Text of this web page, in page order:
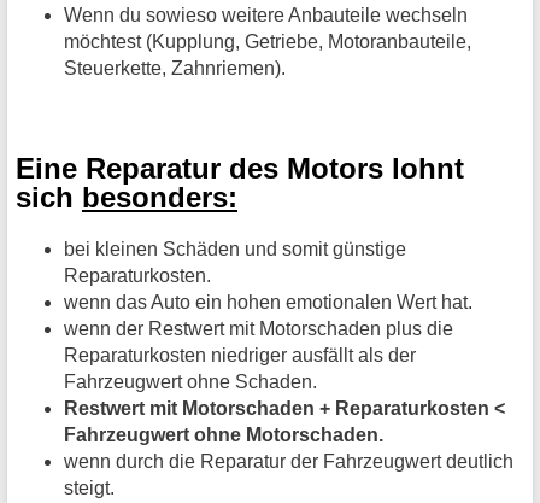
Wenn du sowieso weitere Anbauteile wechseln
möchtest (Kupplung, Getriebe, Motoranbauteile,
Steuerkette, Zahnriemen).
Eine Reparatur des Motors lohnt
sich besonders:
bei kleinen Schäden und somit günstige
Reparaturkosten.
wenn das Auto ein hohen emotionalen Wert hat.
wenn der Restwert mit Motorschaden plus die
Reparaturkosten niedriger ausfällt als der
Fahrzeugwert ohne Schaden.
Restwert mit Motorschaden + Reparaturkosten <
Fahrzeugwert ohne Motorschaden.
wenn durch die Reparatur der Fahrzeugwert deutlich
steigt.